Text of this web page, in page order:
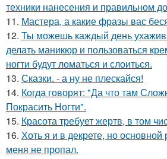
техники нанесения и правильном
11. Мастера, а какие фразы вас
12. Ты можешь каждый день
делать маникюр и пользоваться
ногти будут ломаться и слоиться.
13. Сказки. - а ну не плескайся!
14. Когда говорят: "Да что там
Покрасить Ногти".
15. Красота требует жертв, в том
16. Хоть я и в декрете, но основной
меня не пропал.